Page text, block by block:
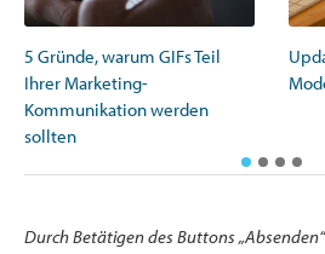
5 Gründe, warum GIFs Teil
Ihrer Marketing-
Kommunikation werden
sollten
Durch Betätigen des Buttons